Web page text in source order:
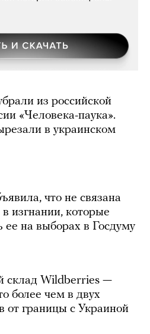
из российской
«Человека-паука».
в украинском
что не связана
изгнании, которые
на выборах в Госдуму
склад Wildberries —
более чем в двух
от границы с Украиной